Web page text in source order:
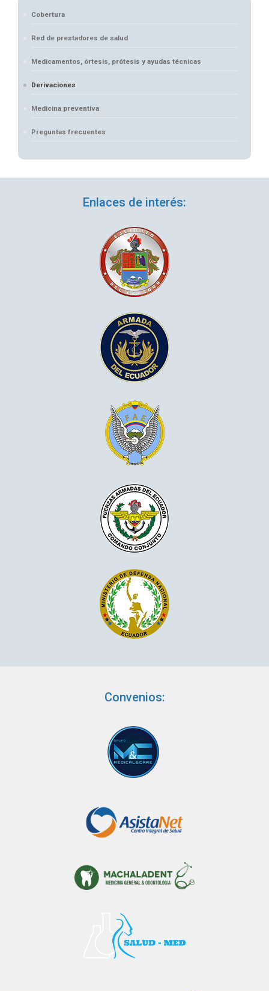
Cobertura
Red de prestadores de salud
Medicamentos, órtesis, prótesis y ayudas técnicas
Derivaciones
Medicina preventiva
Preguntas frecuentes
Enlaces de interés:
Convenios: